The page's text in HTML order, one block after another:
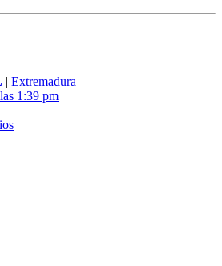
| Extremadura
1:39 pm